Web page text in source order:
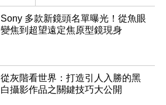
15 倍光學變焦
Sony 多款新鏡頭名單曝光！從魚眼
變焦到超望遠定焦原型鏡現身
從灰階看世界：打造引人入勝的黑
白攝影作品之關鍵技巧大公開